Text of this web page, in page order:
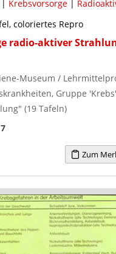
Krebsvorsorge
coloriertes Repro
radio-aktiver
Museum /
Gruppe
(19 Tafeln)
Zum